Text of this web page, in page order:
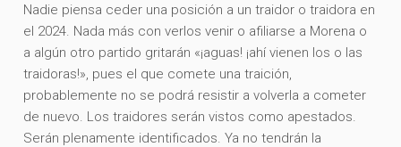
Nadie piensa ceder una posición a un traidor o traidora en
el 2024. Nada más con verlos venir o afiliarse a Morena o
a algún otro partido gritarán «¡aguas! ¡ahí vienen los o las
traidoras!», pues el que comete una traición,
probablemente no se podrá resistir a volverla a cometer
de nuevo. Los traidores serán vistos como apestados.
Serán plenamente identificados. Ya no tendrán la